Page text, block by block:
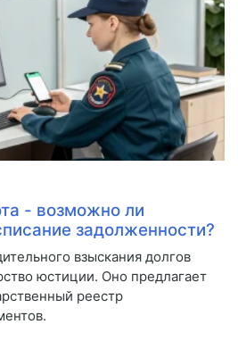
- возможно ли
задолженности?
взыскания долгов
юстиции. Оно предлагает
реестр